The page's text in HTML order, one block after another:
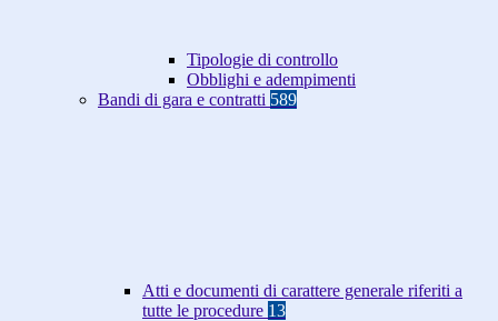
Tipologie di controllo
Obblighi e adempimenti
Bandi di gara e contratti 589
Atti e documenti di carattere generale riferiti a
tutte le procedure 13